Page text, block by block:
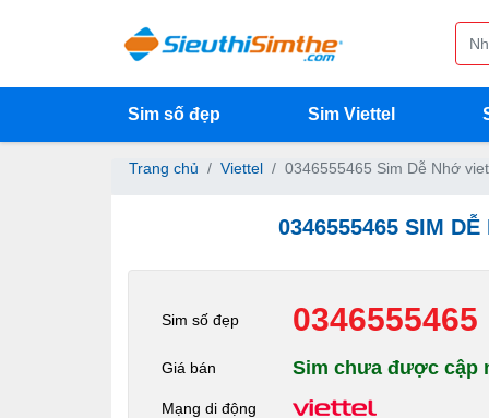
Sim số đẹp Sim Viettel
Trang chủ Viettel 0346555465 Sim Dễ Nhớ
0346555465 SIM
Sim số đẹp 0346555465
Giá bán Sim chưa được cập
Mạng di động